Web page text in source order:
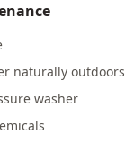
naturally outdoors
washer